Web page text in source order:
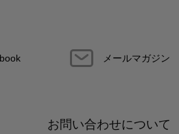
メールマガジン
お問い合わせについて